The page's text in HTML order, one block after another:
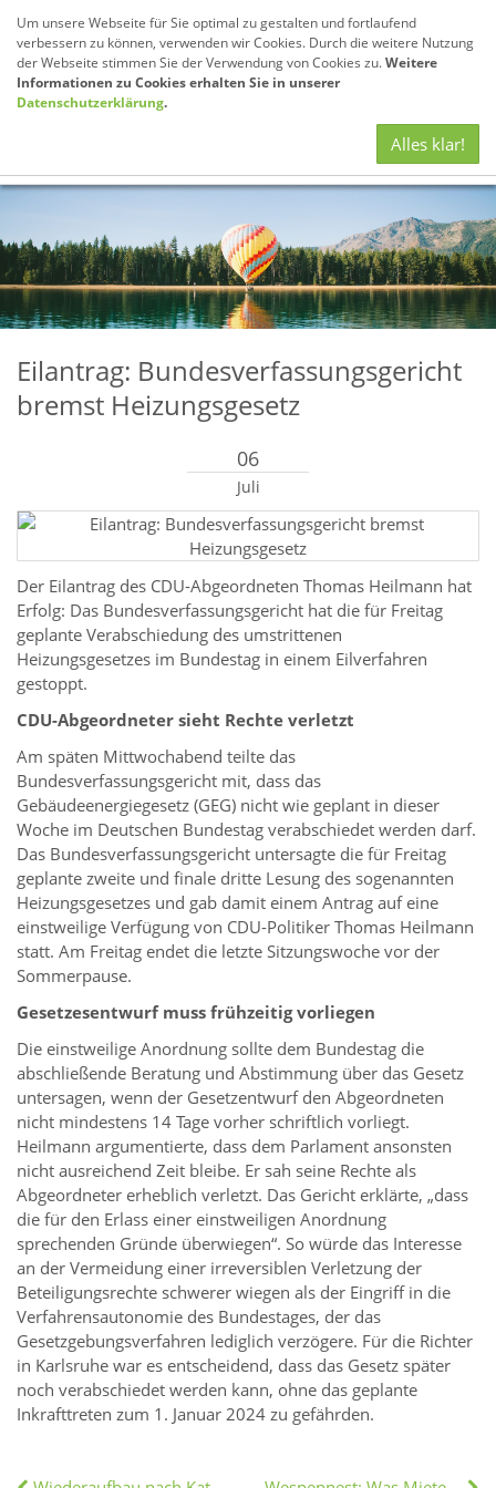
Eilantrag: Bundesverfassungsgericht
bremst Heizungsgesetz
06
Juli
Der Eilantrag des CDU-Abgeordneten Thomas Heilmann hat
Erfolg: Das Bundesverfassungsgericht hat die für Freitag
geplante Verabschiedung des umstrittenen
Heizungsgesetzes im Bundestag in einem Eilverfahren
gestoppt.
CDU-Abgeordneter sieht Rechte verletzt
Am späten Mittwochabend teilte das
Bundesverfassungsgericht mit, dass das
Gebäudeenergiegesetz (GEG) nicht wie geplant in dieser
Woche im Deutschen Bundestag verabschiedet werden darf.
Das Bundesverfassungsgericht untersagte die für Freitag
geplante zweite und finale dritte Lesung des sogenannten
Heizungsgesetzes und gab damit einem Antrag auf eine
einstweilige Verfügung von CDU-Politiker Thomas Heilmann
statt. Am Freitag endet die letzte Sitzungswoche vor der
Sommerpause.
Gesetzesentwurf muss frühzeitig vorliegen
Die einstweilige Anordnung sollte dem Bundestag die
abschließende Beratung und Abstimmung über das Gesetz
untersagen, wenn der Gesetzentwurf den Abgeordneten
nicht mindestens 14 Tage vorher schriftlich vorliegt.
Heilmann argumentierte, dass dem Parlament ansonsten
nicht ausreichend Zeit bleibe. Er sah seine Rechte als
Abgeordneter erheblich verletzt. Das Gericht erklärte, „dass
die für den Erlass einer einstweiligen Anordnung
sprechenden Gründe überwiegen“. So würde das Interesse
an der Vermeidung einer irreversiblen Verletzung der
Beteiligungsrechte schwerer wiegen als der Eingriff in die
Verfahrensautonomie des Bundestages, der das
Gesetzgebungsverfahren lediglich verzögere. Für die Richter
in Karlsruhe war es entscheidend, dass das Gesetz später
noch verabschiedet werden kann, ohne das geplante
Inkrafttreten zum 1. Januar 2024 zu gefährden.
Um unsere Webseite für Sie optimal zu gestalten und fortlaufend
verbessern zu können, verwenden wir Cookies. Durch die weitere Nutzung
der Webseite stimmen Sie der Verwendung von Cookies zu.Weitere
Informationen zu Cookies erhalten Sie in unserer
Datenschutzerklärung.
Alles klar!